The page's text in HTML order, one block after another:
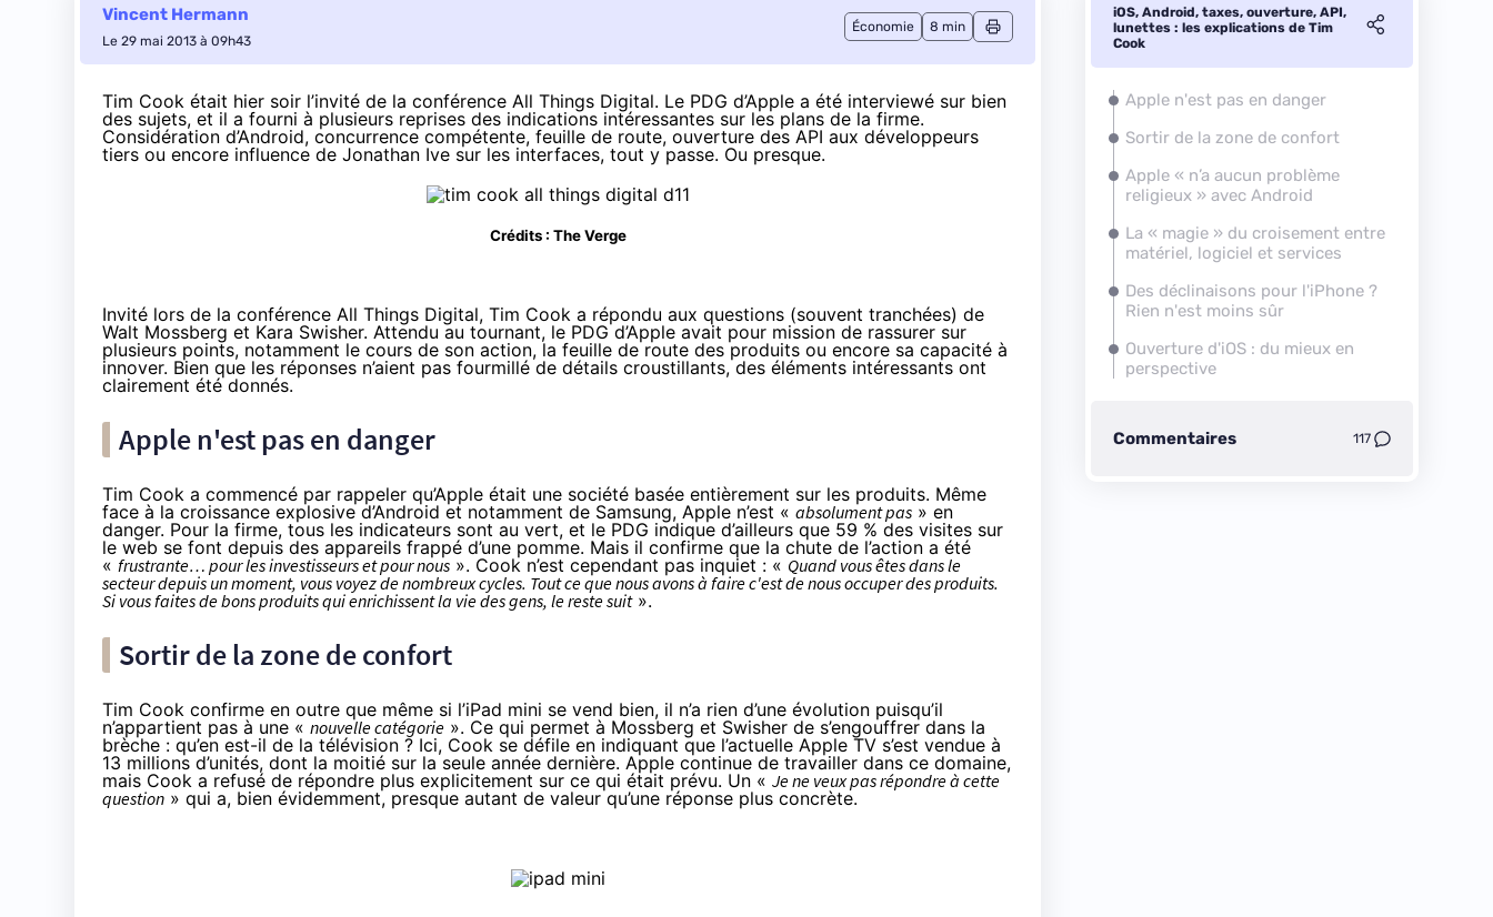
Vincent Hermann
Le 29 mai 2013 à 09h43
Économie 8 min
Tim Cook était hier soir l’invité de la conférence All Things Digital. Le PDG d’Apple a été interviewé sur bien
des sujets, et il a fourni à plusieurs reprises des indications intéressantes sur les plans de la firme.
Considération d’Android, concurrence compétente, feuille de route, ouverture des API aux développeurs
tiers ou encore influence de Jonathan Ive sur les interfaces, tout y passe. Ou presque.
Crédits : The Verge
Invité lors de la conférence All Things Digital, Tim Cook a répondu aux questions (souvent tranchées) de
Walt Mossberg et Kara Swisher. Attendu au tournant, le PDG d’Apple avait pour mission de rassurer sur
plusieurs points, notamment le cours de son action, la feuille de route des produits ou encore sa capacité à
innover. Bien que les réponses n’aient pas fourmillé de détails croustillants, des éléments intéressants ont
clairement été donnés.
Apple n'est pas en danger
Tim Cook a commencé par rappeler qu’Apple était une société basée entièrement sur les produits. Même
face à la croissance explosive d’Android et notamment de Samsung, Apple n’est « absolument pas » en
danger. Pour la firme, tous les indicateurs sont au vert, et le PDG indique d’ailleurs que 59 % des visites sur
le web se font depuis des appareils frappé d’une pomme. Mais il confirme que la chute de l’action a été
« frustrante… pour les investisseurs et pour nous ». Cook n’est cependant pas inquiet : « Quand vous êtes dans le
secteur depuis un moment, vous voyez de nombreux cycles. Tout ce que nous avons à faire c'est de nous occuper des produits.
Si vous faites de bons produits qui enrichissent la vie des gens, le reste suit».
Sortir de la zone de confort
Tim Cook confirme en outre que même si l’iPad mini se vend bien, il n’a rien d’une évolution puisqu’il
n’appartient pas à une « nouvelle catégorie ». Ce qui permet à Mossberg et Swisher de s’engouffrer dans la
brèche : qu’en est-il de la télévision ? Ici, Cook se défile en indiquant que l’actuelle Apple TV s’est vendue à
13 millions d’unités, dont la moitié sur la seule année dernière. Apple continue de travailler dans ce domaine,
mais Cook a refusé de répondre plus explicitement sur ce qui était prévu. Un « Je ne veux pas répondre à cette
question » qui a, bien évidemment, presque autant de valeur qu’une réponse plus concrète.
iOS, Android, taxes, ouverture, API,
lunettes : les explications de Tim
Cook
Apple n'est pas en danger
Sortir de la zone de confort
Apple « n’a aucun problème
religieux » avec Android
La « magie » du croisement entre
matériel, logiciel et services
Des déclinaisons pour l'iPhone ?
Rien n'est moins sûr
Ouverture d'iOS : du mieux en
perspective
Commentaires 117